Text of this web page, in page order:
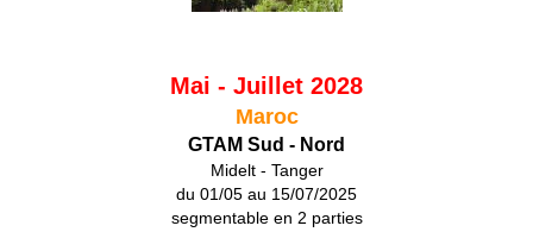
Mai - Juillet 2028
Maroc
GTAM Sud - Nord
Midelt - Tanger
du 01/05 au 15/07/2025
segmentable en 2 parties